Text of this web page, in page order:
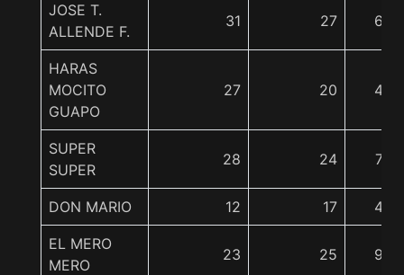
JOSE T.
ALLENDE F.
31 27 68
HARAS
MOCITO
GUAPO
27 20 43
SUPER
SUPER
28 24 72
DON MARIO 12 17 45
EL MERO
MERO
23 25 93